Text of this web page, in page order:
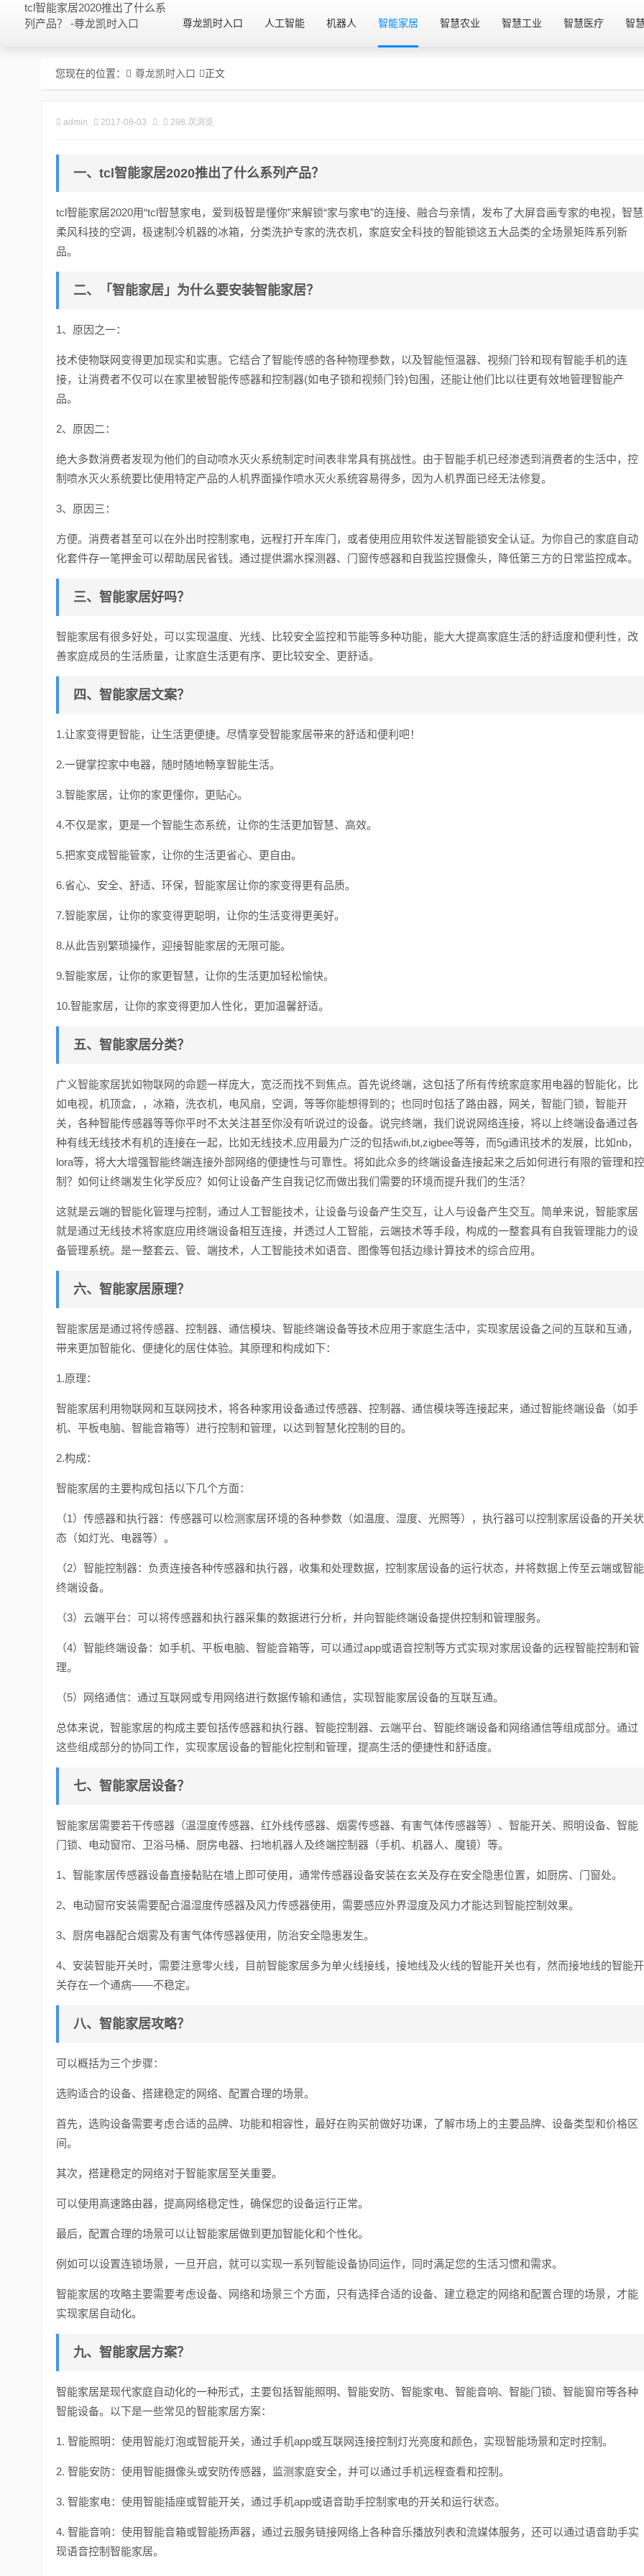
tcl智能家居2020推出了什么系
列产品？ -尊龙凯时入口
尊龙凯时入口 人工智能 机器人 智能家居 智慧农业 智慧工业 智慧医疗 智
您现在的位置： 尊龙凯时入口 正文
admin 2017-08-03 298 次浏览
一、tcl智能家居2020推出了什么系列产品？
tcl智能家居2020用“tcl智慧家电，爱到极智是懂你”来解锁“家与家电”的连接、融合与亲情，发布了大屏音画专家的电视，智慧
柔风科技的空调，极速制冷机器的冰箱，分类洗护专家的洗衣机，家庭安全科技的智能锁这五大品类的全场景矩阵系列新
品。
二、「智能家居」为什么要安装智能家居？
1、原因之一：
技术使物联网变得更加现实和实惠。它结合了智能传感的各种物理参数，以及智能恒温器、视频门铃和现有智能手机的连
接，让消费者不仅可以在家里被智能传感器和控制器(如电子锁和视频门铃)包围，还能让他们比以往更有效地管理智能产
品。
2、原因二：
绝大多数消费者发现为他们的自动喷水灭火系统制定时间表非常具有挑战性。由于智能手机已经渗透到消费者的生活中，控
制喷水灭火系统要比使用特定产品的人机界面操作喷水灭火系统容易得多，因为人机界面已经无法修复。
3、原因三：
方便。消费者甚至可以在外出时控制家电，远程打开车库门，或者使用应用软件发送智能锁安全认证。为你自己的家庭自动
化套件存一笔押金可以帮助居民省钱。通过提供漏水探测器、门窗传感器和自我监控摄像头，降低第三方的日常监控成本。
三、智能家居好吗？
智能家居有很多好处，可以实现温度、光线、比较安全监控和节能等多种功能，能大大提高家庭生活的舒适度和便利性，改
善家庭成员的生活质量，让家庭生活更有序、更比较安全、更舒适。
四、智能家居文案？
1.让家变得更智能，让生活更便捷。尽情享受智能家居带来的舒适和便利吧！
2.一键掌控家中电器，随时随地畅享智能生活。
3.智能家居，让你的家更懂你，更贴心。
4.不仅是家，更是一个智能生态系统，让你的生活更加智慧、高效。
5.把家变成智能管家，让你的生活更省心、更自由。
6.省心、安全、舒适、环保，智能家居让你的家变得更有品质。
7.智能家居，让你的家变得更聪明，让你的生活变得更美好。
8.从此告别繁琐操作，迎接智能家居的无限可能。
9.智能家居，让你的家更智慧，让你的生活更加轻松愉快。
10.智能家居，让你的家变得更加人性化，更加温馨舒适。
五、智能家居分类？
广义智能家居犹如物联网的命题一样庞大，宽泛而找不到焦点。首先说终端，这包括了所有传统家庭家用电器的智能化，比
如电视，机顶盒，，冰箱，洗衣机，电风扇，空调，等等你能想得到的；也同时包括了路由器，网关，智能门锁，智能开
关，各种智能传感器等等你平时不太关注甚至你没有听说过的设备。说完终端，我们说说网络连接，将以上终端设备通过各
种有线无线技术有机的连接在一起，比如无线技术,应用最为广泛的包括wifi,bt,zigbee等等，而5g通讯技术的发展，比如nb，
lora等，将大大增强智能终端连接外部网络的便捷性与可靠性。将如此众多的终端设备连接起来之后如何进行有限的管理和控
制？如何让终端发生化学反应？如何让设备产生自我记忆而做出我们需要的环境而提升我们的生活？
这就是云端的智能化管理与控制，通过人工智能技术，让设备与设备产生交互，让人与设备产生交互。简单来说，智能家居
就是通过无线技术将家庭应用终端设备相互连接，并透过人工智能，云端技术等手段，构成的一整套具有自我管理能力的设
备管理系统。是一整套云、管、端技术，人工智能技术如语音、图像等包括边缘计算技术的综合应用。
六、智能家居原理？
智能家居是通过将传感器、控制器、通信模块、智能终端设备等技术应用于家庭生活中，实现家居设备之间的互联和互通，
带来更加智能化、便捷化的居住体验。其原理和构成如下：
1.原理：
智能家居利用物联网和互联网技术，将各种家用设备通过传感器、控制器、通信模块等连接起来，通过智能终端设备（如手
机、平板电脑、智能音箱等）进行控制和管理，以达到智慧化控制的目的。
2.构成：
智能家居的主要构成包括以下几个方面：
（1）传感器和执行器：传感器可以检测家居环境的各种参数（如温度、湿度、光照等），执行器可以控制家居设备的开关状
态（如灯光、电器等）。
（2）智能控制器：负责连接各种传感器和执行器，收集和处理数据，控制家居设备的运行状态，并将数据上传至云端或智能
终端设备。
（3）云端平台：可以将传感器和执行器采集的数据进行分析，并向智能终端设备提供控制和管理服务。
（4）智能终端设备：如手机、平板电脑、智能音箱等，可以通过app或语音控制等方式实现对家居设备的远程智能控制和管
理。
（5）网络通信：通过互联网或专用网络进行数据传输和通信，实现智能家居设备的互联互通。
总体来说，智能家居的构成主要包括传感器和执行器、智能控制器、云端平台、智能终端设备和网络通信等组成部分。通过
这些组成部分的协同工作，实现家居设备的智能化控制和管理，提高生活的便捷性和舒适度。
七、智能家居设备？
智能家居需要若干传感器（温湿度传感器、红外线传感器、烟雾传感器、有害气体传感器等）、智能开关、照明设备、智能
门锁、电动窗帘、卫浴马桶、厨房电器、扫地机器人及终端控制器（手机、机器人、魔镜）等。
1、智能家居传感器设备直接黏贴在墙上即可使用，通常传感器设备安装在玄关及存在安全隐患位置，如厨房、门窗处。
2、电动窗帘安装需要配合温湿度传感器及风力传感器使用，需要感应外界湿度及风力才能达到智能控制效果。
3、厨房电器配合烟雾及有害气体传感器使用，防治安全隐患发生。
4、安装智能开关时，需要注意零火线，目前智能家居多为单火线接线，接地线及火线的智能开关也有，然而接地线的智能开
关存在一个通病——不稳定。
八、智能家居攻略？
可以概括为三个步骤：
选购适合的设备、搭建稳定的网络、配置合理的场景。
首先，选购设备需要考虑合适的品牌、功能和相容性，最好在购买前做好功课，了解市场上的主要品牌、设备类型和价格区
间。
其次，搭建稳定的网络对于智能家居至关重要。
可以使用高速路由器，提高网络稳定性，确保您的设备运行正常。
最后，配置合理的场景可以让智能家居做到更加智能化和个性化。
例如可以设置连锁场景，一旦开启，就可以实现一系列智能设备协同运作，同时满足您的生活习惯和需求。
智能家居的攻略主要需要考虑设备、网络和场景三个方面，只有选择合适的设备、建立稳定的网络和配置合理的场景，才能
实现家居自动化。
九、智能家居方案？
智能家居是现代家庭自动化的一种形式，主要包括智能照明、智能安防、智能家电、智能音响、智能门锁、智能窗帘等各种
智能设备。以下是一些常见的智能家居方案：
1. 智能照明：使用智能灯泡或智能开关，通过手机app或互联网连接控制灯光亮度和颜色，实现智能场景和定时控制。
2. 智能安防：使用智能摄像头或安防传感器，监测家庭安全，并可以通过手机远程查看和控制。
3. 智能家电：使用智能插座或智能开关，通过手机app或语音助手控制家电的开关和运行状态。
4. 智能音响：使用智能音箱或智能扬声器，通过云服务链接网络上各种音乐播放列表和流媒体服务，还可以通过语音助手实
现语音控制智能家居。